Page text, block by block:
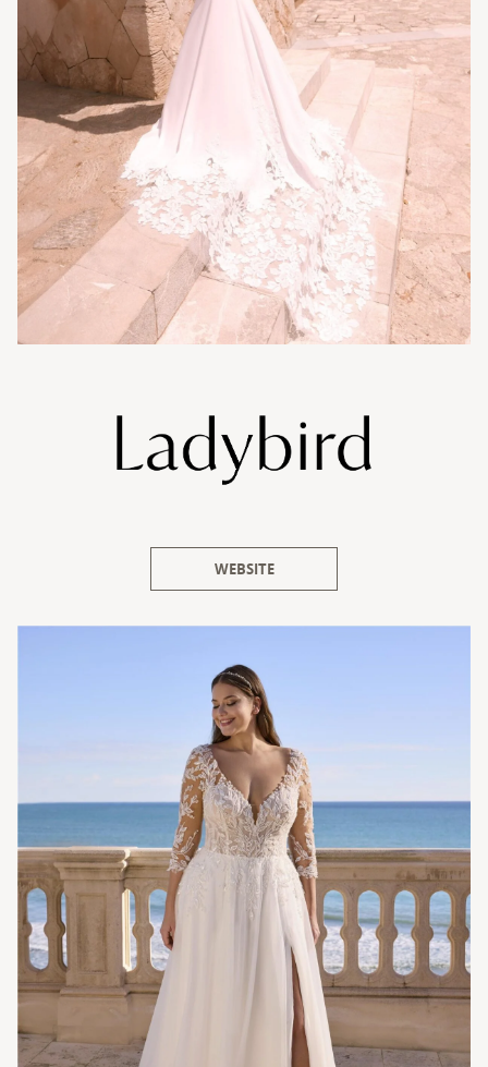
WEBSITE